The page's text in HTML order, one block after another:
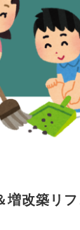
増改築リ